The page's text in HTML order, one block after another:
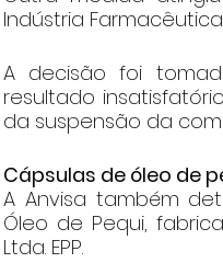
Indústria Farmacêutica
A decisão foi
resultado
da suspensão da
Cápsulas de óleo de
A Anvisa também
Óleo de Pequi,
Ltda. EPP.